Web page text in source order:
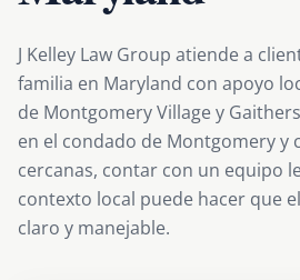
J Kelley Law Group atiende a
familia en Maryland con apoyo
de Montgomery Village y
en el condado de Montgomery y
cercanas, contar con un equipo
contexto local puede hacer que
claro y manejable.